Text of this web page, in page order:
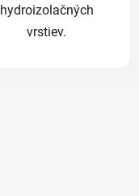
hydroizolačných
vrstiev.